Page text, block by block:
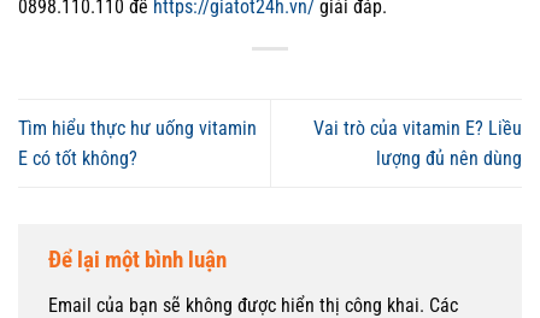
0898.110.110 để https://giatot24h.vn/ giải đáp.
Tìm hiểu thực hư uống vitamin
E có tốt không?
Vai trò của vitamin E? Liều
lượng đủ nên dùng
Để lại một bình luận
Email của bạn sẽ không được hiển thị công khai. Các